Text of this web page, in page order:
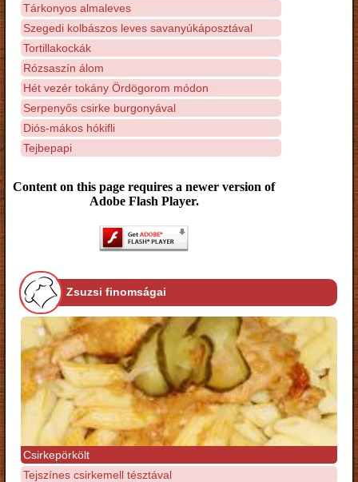
Tárkonyos almaleves
Szegedi kolbászos leves savanyúkáposztával
Tortillakockák
Rózsaszín álom
Hét vezér tokány Ördögorom módon
Serpenyős csirke burgonyával
Diós-mákos hókifli
Tejbepapi
Content on this page requires a newer version of
Adobe Flash Player.
Zsuzsi finomságai
Csirkepörkölt
Tejszínes csirkemell tésztával